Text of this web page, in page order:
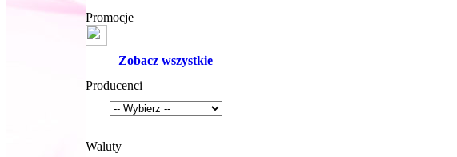
Promocje
Zobacz wszystkie
Producenci
Waluty